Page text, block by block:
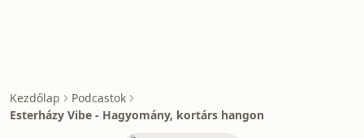
Kezdőlap
Podcastok
Esterházy Vibe - Hagyomány, kortárs hangon